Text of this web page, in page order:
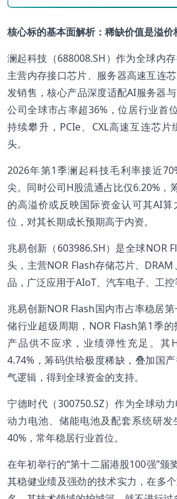
核心标的基本面解析：稀缺价值是溢价
澜起科技（688008.SH）作为全球内
主营内存接口芯片、服务器高速互连
发销售，核心产品深度适配AI服务器与
公司全球市占率超36%，位居行业首
持续攀升，PCIe、CXL高速互连芯
头。
2026年第1季澜起科技毛利率接近
尖。同时公司H股流通占比仅6.20%，
的高溢价或反映国际资金认可其AI
位，对其长期成长预期高于内资。
兆易创新（603986.SH）是全球NOR
头，主营NOR Flash存储芯片、
品，广泛应用于AIoT、汽车电子、工控
兆易创新NOR Flash国内市占率稳居
储行业超级周期，NOR Flash第1季的
产品供不应求，业绩弹性充足。其
4.74%，筹码供给极度稀缺，叠加国
气逻辑，得到全球资金的支持。
宁德时代（300750.SZ）作为全球动
动力电池、储能电池及配套系统研发
40%，常年稳居行业首位。
在年初举行的“第十二届港股100强”颁
其稳健业绩及强劲的技术实力，在多